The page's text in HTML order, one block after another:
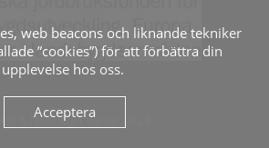
& Nostalgi i Viksjö 2024
web beacons och liknande tekniker
”cookies”) för att förbättra din
upplevelse hos oss.
Acceptera